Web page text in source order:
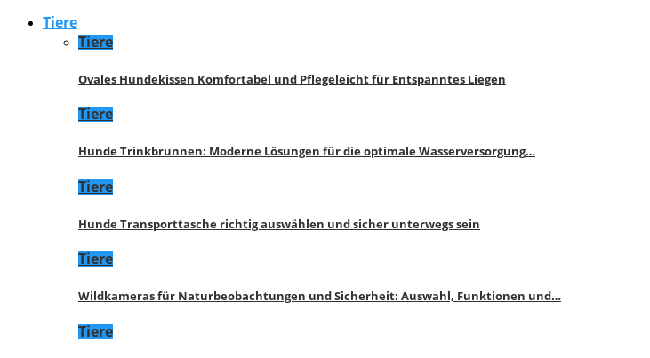
Tiere
Tiere
Ovales Hundekissen Komfortabel und Pflegeleicht für Entspanntes Liegen
Tiere
Hunde Trinkbrunnen: Moderne Lösungen für die optimale Wasserversorgung…
Tiere
Hunde Transporttasche richtig auswählen und sicher unterwegs sein
Tiere
Wildkameras für Naturbeobachtungen und Sicherheit: Auswahl, Funktionen und…
Tiere